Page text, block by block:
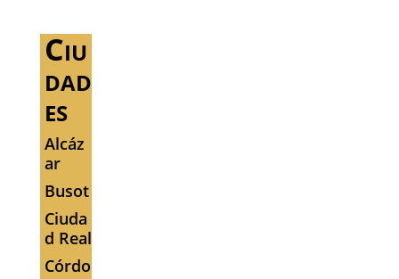
Ciu
dad
es
Alcáz
ar
Busot
Ciuda
d Real
Córdo